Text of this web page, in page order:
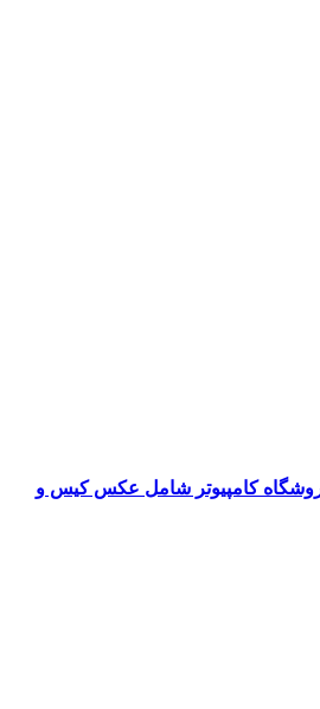
کامپیوتر شامل عکس کیس و